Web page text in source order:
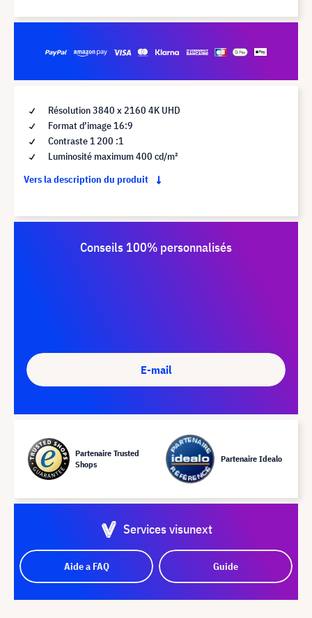
Résolution 3840 x 2160 4K UHD
Format d’image 16:9
Contraste 1 200 :1
Luminosité maximum 400 cd/m²
Vers la description du produit
Conseils 100% personnalisés
E-mail
Partenaire Trusted
Shops
Partenaire Idealo
Services visunext
Aide a FAQ Guide